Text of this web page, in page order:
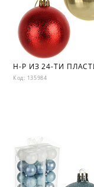
Код: 135984